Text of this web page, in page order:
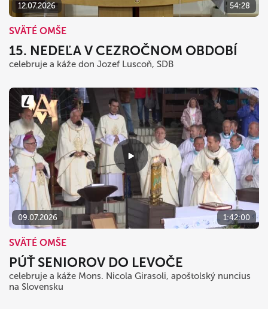
12.07.2026 54:28
SVÄTÉ OMŠE
15. NEDEĽA V CEZROČNOM OBDOBÍ
celebruje a káže don Jozef Luscoň, SDB
09.07.2026 1:42:00
SVÄTÉ OMŠE
PÚŤ SENIOROV DO LEVOČE
celebruje a káže Mons. Nicola Girasoli, apoštolský nuncius
na Slovensku